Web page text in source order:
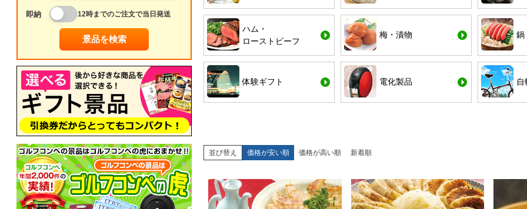
即納 12時までのご注文で当日発送
景品を検索
ハム・
ローストビーフ
梅・漬物 鍋
体験ギフト 電化製品 自
並び替え 価格が安い順 価格が高い順 新着順